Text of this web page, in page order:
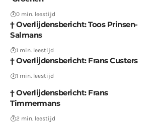
0 min. leestijd
† Overlijdensbericht: Toos Prinsen-
Salmans
1 min. leestijd
† Overlijdensbericht: Frans Custers
1 min. leestijd
† Overlijdensbericht: Frans
Timmermans
2 min. leestijd